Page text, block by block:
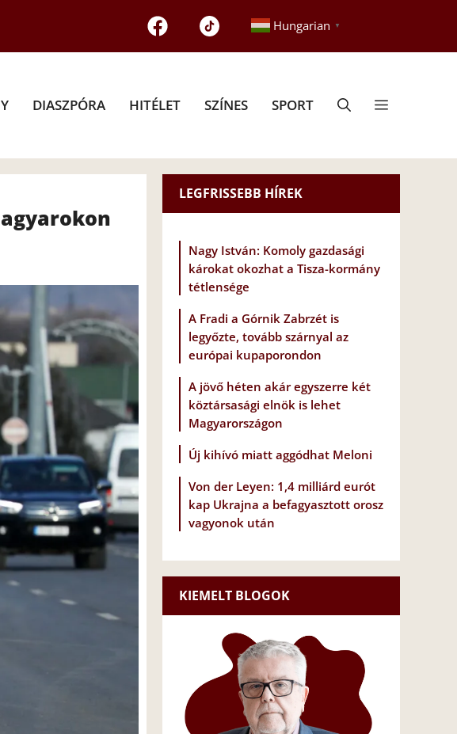
Hungarian ▼
DIASZPÓRA HITÉLET SZÍNES SPORT
LEGFRISSEBB HÍREK
Nagy István: Komoly gazdasági
károkat okozhat a Tisza-kormány
tétlensége
A Fradi a Górnik Zabrzét is
legyőzte, tovább szárnyal az
európai kupaporondon
A jövő héten akár egyszerre két
köztársasági elnök is lehet
Magyarországon
Új kihívó miatt aggódhat Meloni
Von der Leyen: 1,4 milliárd eurót
kap Ukrajna a befagyasztott orosz
vagyonok után
KIEMELT BLOGOK